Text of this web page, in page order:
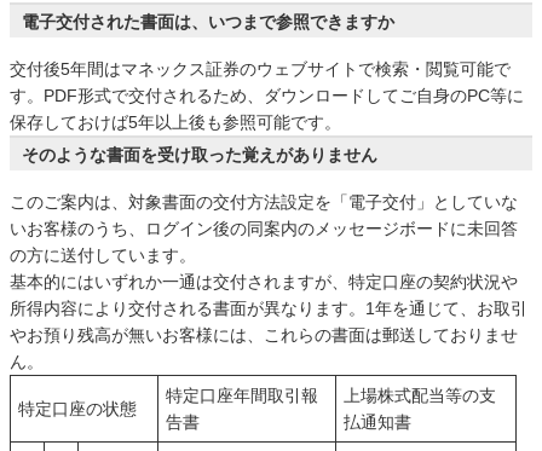
電子交付された書面は、いつまで参照できますか
交付後5年間はマネックス証券のウェブサイトで検索・閲覧可能で
す。PDF形式で交付されるため、ダウンロードしてご自身のPC等に
保存しておけば5年以上後も参照可能です。
そのような書面を受け取った覚えがありません
このご案内は、対象書面の交付方法設定を「電子交付」としていな
いお客様のうち、ログイン後の同案内のメッセージボードに未回答
の方に送付しています。
基本的にはいずれか一通は交付されますが、特定口座の契約状況や
所得内容により交付される書面が異なります。1年を通じて、お取引
やお預り残高が無いお客様には、これらの書面は郵送しておりませ
ん。
特定口座の状態
特定口座年間取引報
告書
上場株式配当等の支
払通知書